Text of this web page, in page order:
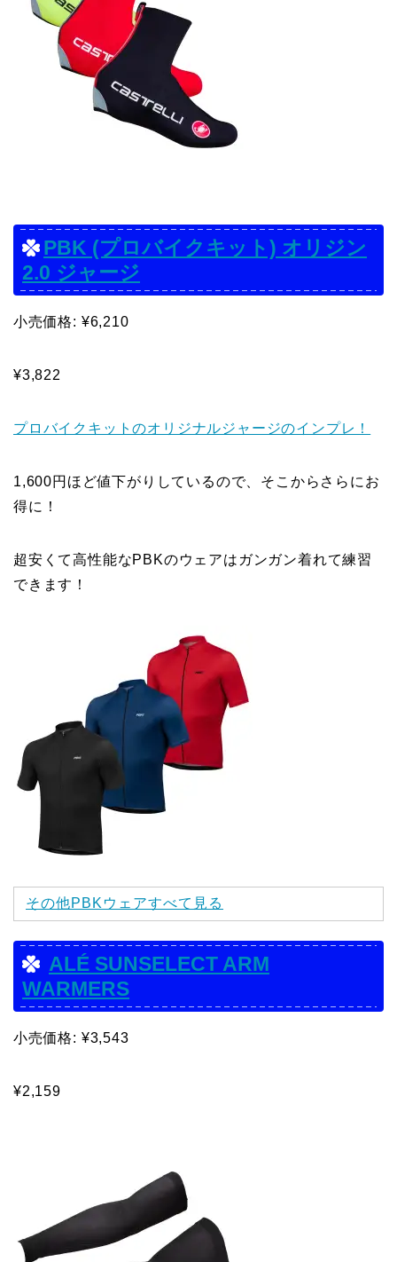
PBK (プロバイクキット) オリジン
2.0 ジャージ
小売価格: ¥6,210
¥3,822
プロバイクキットのオリジナルジャージのインプレ！
1,600円ほど値下がりしているので、そこからさらにお
得に！
超安くて高性能なPBKのウェアはガンガン着れて練習
できます！
その他PBKウェアすべて見る
ALÉ SUNSELECT ARM
WARMERS
小売価格: ¥3,543
¥2,159